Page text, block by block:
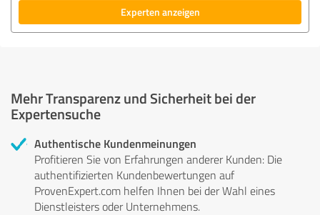
Experten anzeigen
Mehr Transparenz und Sicherheit bei der
Expertensuche
Authentische Kundenmeinungen
Profitieren Sie von Erfahrungen anderer Kunden: Die
authentifizierten Kundenbewertungen auf
ProvenExpert.com helfen Ihnen bei der Wahl eines
Dienstleisters oder Unternehmens.